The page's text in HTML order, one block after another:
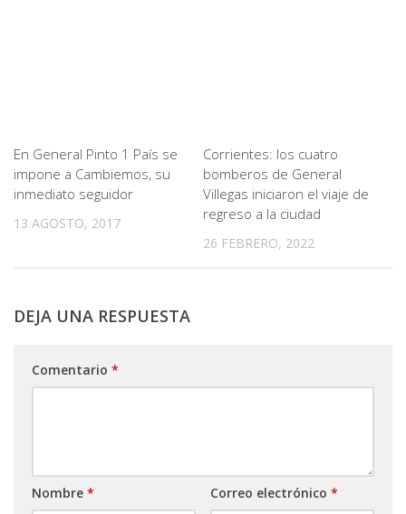
En General Pinto 1 País se
impone a Cambiemos, su
inmediato seguidor
13 AGOSTO, 2017
Corrientes: los cuatro
bomberos de General
Villegas iniciaron el viaje de
regreso a la ciudad
26 FEBRERO, 2022
DEJA UNA RESPUESTA
Comentario *
Nombre * Correo electrónico *